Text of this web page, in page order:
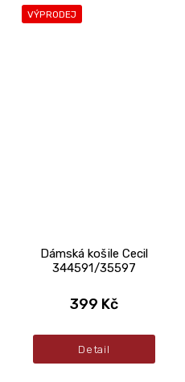
VÝPRODEJ
Dámská košile Cecil
344591/35597
399 Kč
Detail